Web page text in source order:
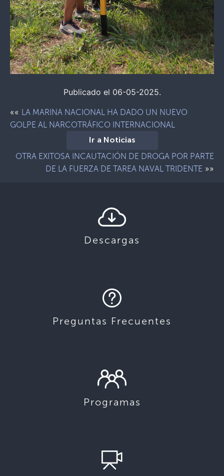
Publicado el 06-05-2025.
«« LA MARINA NACIONAL HA DADO UN NUEVO
GOLPE AL NARCOTRÁFICO INTERNACIONAL
Ir a Noticias
OTRA EXITOSA INCAUTACIÓN DE DROGA POR PARTE
DE LA FUERZA DE TAREA NAVAL TRIDENTE »»
Descargas
Preguntas Frecuentes
Programas